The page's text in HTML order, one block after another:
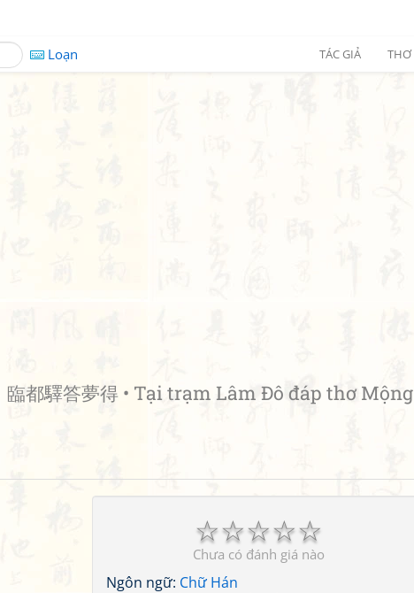
Loạn TÁC GIẢ THƠ
臨都驛答夢得 • Tại trạm Lâm Đô đáp thơ Mộng
☆
☆
☆
☆
☆
Chưa có đánh giá nào
Ngôn ngữ: Chữ Hán